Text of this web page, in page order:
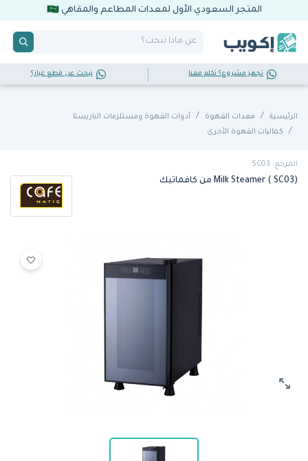
المتجر السعودي الأول لمعدات المطاعم والمقاهي
تجهز مشروع؟ تكلم معنا تبحث عن قطع غيار؟
الرئيسية معدات القهوة
أدوات القهوة ومستلزمات الباريستا
كماليات القهوة الأخرى
المرجع: SC03
Milk Steamer ( SC03) من كافماتيك